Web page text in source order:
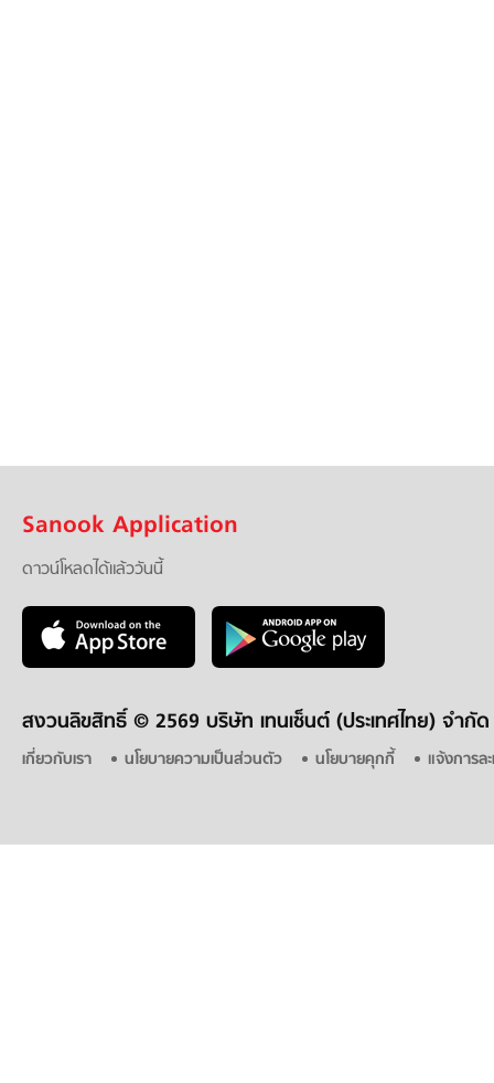
Sanook Application
ดาวน์โหลดได้แล้ววันนี้
สงวนลิขสิทธิ์ © 2569 บริษัท เทนเซ็นต์ (ประเทศไทย) จำกัด
เกี่ยวกับเรา นโยบายความเป็นส่วนตัว นโยบายคุกกี้ แจ้งการล